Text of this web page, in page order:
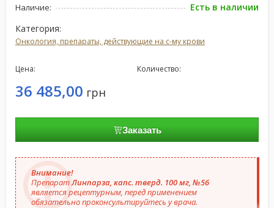
Наличие:
Есть в наличии
Категория:
Онкология, препараты, действующие на с-му крови
Цена:
36 485,00 грн
Количество:
Заказать
Внимание!
ПрепаратЛинпарза, капс. тверд. 100 мг, №56
является рецептурным, перед применением
обязательно проконсультируйтесь у врача.